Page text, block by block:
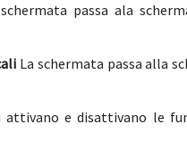
passa ala
La schermata passa alla
attivano e disattivano le